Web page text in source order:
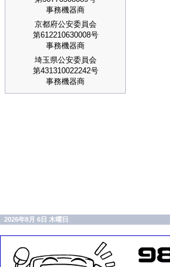
事務機器商
京都府公安委員会
第612210630008号
事務機器商
埼玉県公安委員会
第431310022242号
事務機器商
2026年8月 6日 木曜日